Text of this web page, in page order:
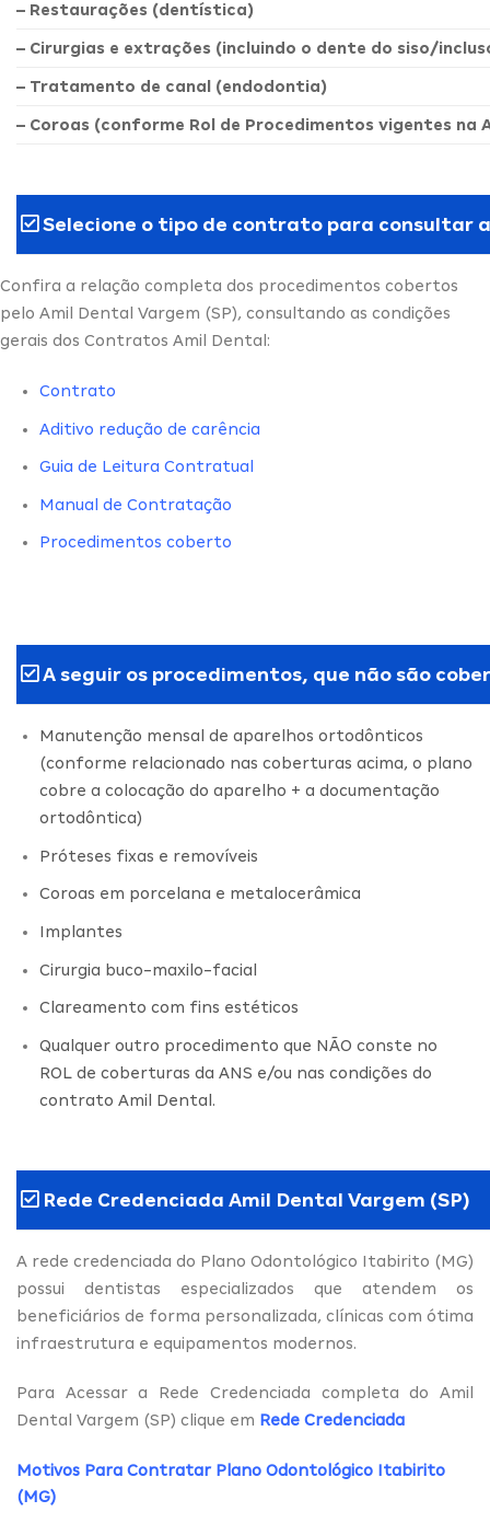
– Restaurações (dentística)
– Cirurgias e extrações (incluindo o dente do siso/
– Tratamento de canal (endodontia)
– Coroas (conforme Rol de Procedimentos vigentes na
Selecione o tipo de contrato para consultar
Confira a relação completa dos procedimentos cobertos
pelo Amil Dental Vargem (SP), consultando as condições
gerais dos Contratos Amil Dental:
Contrato
Aditivo redução de carência
Guia de Leitura Contratual
Manual de Contratação
Procedimentos coberto
A seguir os procedimentos, que não são
Manutenção mensal de aparelhos ortodônticos
(conforme relacionado nas coberturas acima, o plano
cobre a colocação do aparelho + a documentação
ortodôntica)
Próteses fixas e removíveis
Coroas em porcelana e metalocerâmica
Implantes
Cirurgia buco-maxilo-facial
Clareamento com fins estéticos
Qualquer outro procedimento que NÃO conste no
ROL de coberturas da ANS e/ou nas condições do
contrato Amil Dental.
Rede Credenciada Amil Dental Vargem (SP)
A rede credenciada do Plano Odontológico Itabirito (MG)
possui dentistas especializados que atendem os
beneficiários de forma personalizada, clínicas com ótima
infraestrutura e equipamentos modernos.
Para Acessar a Rede Credenciada completa do Amil
Dental Vargem (SP) clique em Rede Credenciada
Motivos Para Contratar Plano Odontológico Itabirito
(MG)